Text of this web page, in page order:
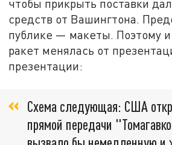
чтобы прикрыть поставки
средств от Вашингтона.
публике — макеты. Поэтому
ракет менялась от
презентации:
Схема следующая: США
прямой передачи